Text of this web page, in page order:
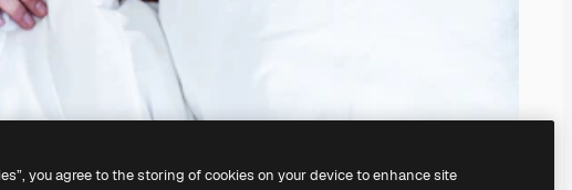
you agree to the storing of cookies on your device to enhance site